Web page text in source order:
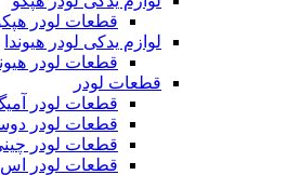
قطعات لودر هپکو
لوازم یدکی لودر هیوندا
قطعات لودر هیوندا
قطعات لودر
قطعات لودر آمیگ
قطعات لودر دوسان
قطعات لودر چینی
قطعات لودر اس دی ال جی